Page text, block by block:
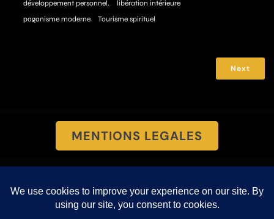
développement personnel.
libération intérieure
paganisme moderne
Tourisme spirituel
Next
MENTIONS LEGALES